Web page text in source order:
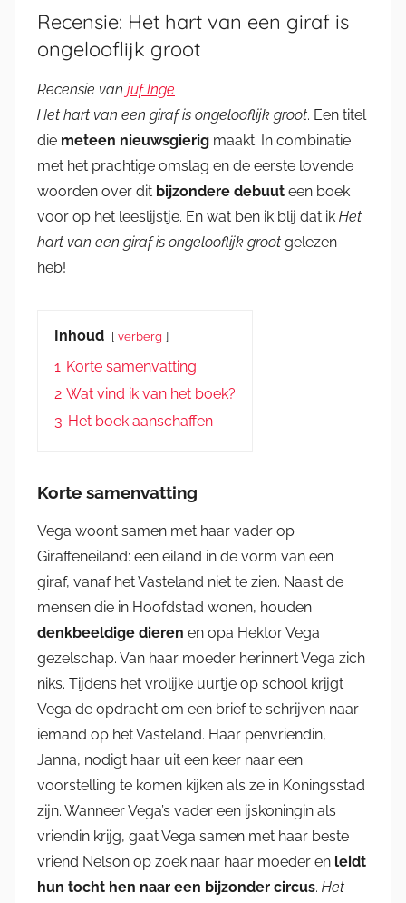
Recensie: Het hart van een giraf is
ongelooflijk groot
Recensie van juf Inge
Het hart van een giraf is ongelooflijk groot. Een titel
die meteen nieuwsgierig maakt. In combinatie
met het prachtige omslag en de eerste lovende
woorden over dit bijzondere debuut een boek
voor op het leeslijstje. En wat ben ik blij dat ik Het
hart van een giraf is ongelooflijk groot gelezen
heb!
Inhoud verberg
1 Korte samenvatting
2 Wat vind ik van het boek?
3 Het boek aanschaffen
Korte samenvatting
Vega woont samen met haar vader op
Giraffeneiland: een eiland in de vorm van een
giraf, vanaf het Vasteland niet te zien. Naast de
mensen die in Hoofdstad wonen, houden
denkbeeldige dieren en opa Hektor Vega
gezelschap. Van haar moeder herinnert Vega zich
niks. Tijdens het vrolijke uurtje op school krijgt
Vega de opdracht om een brief te schrijven naar
iemand op het Vasteland. Haar penvriendin,
Janna, nodigt haar uit een keer naar een
voorstelling te komen kijken als ze in Koningsstad
zijn. Wanneer Vega’s vader een ijskoningin als
vriendin krijg, gaat Vega samen met haar beste
vriend Nelson op zoek naar haar moeder en leidt
hun tocht hen naar een bijzonder circus. Het